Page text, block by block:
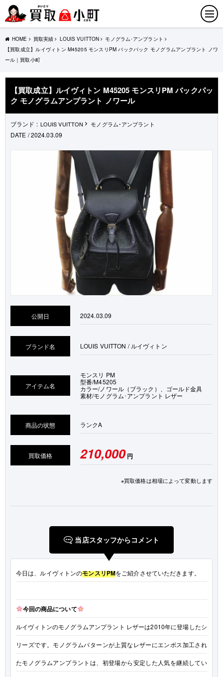
HOME 買取実績 LOUIS VUITTON
モノグラム･アンプラント
【買取成立】ルイヴィトン M45205 モンスリPM バックパック モノグラムアンプラント ノワ
ール｜買取小町
【買取成立】ルイヴィトン M45205 モンスリPM バックパッ
ク モノグラムアンプラント ノワール
ブランド : LOUIS VUITTON モノグラム･アンプラント
DATE / 2024.03.09
公開日 2024.03.09
ブランド名 LOUIS VUITTON / ルイヴィトン
アイテム名
モンスリ PM
型番/M45205
カラー/ノワール（ブラック）、ゴールド金具
素材/モノグラム･アンプラント レザー
商品の状態 ランクA
買取価格 210,000 円
※買取価格は相場によって変動します
当店スタッフからコメント
今日は、ルイヴィトンのモンスリPMをご紹介させていただきます。
今回の商品について
ルイヴィトンのモノグラムアンプラント レザーは2010年に登場したシ
リーズです。モノグラムパターンが上質なレザーにエンボス加工され
たモノグラムアンプラントは、初登場から安定した人気を継続してい